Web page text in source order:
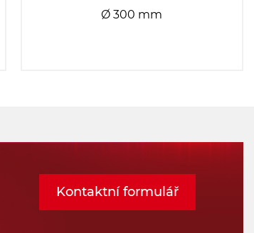
Ø 300 mm
Kontaktní formulář